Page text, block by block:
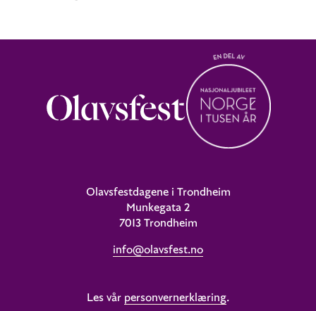
Olavsfestdagene i Trondheim
Munkegata 2
7013 Trondheim
info@olavsfest.no
Les vår personvernerklæring.